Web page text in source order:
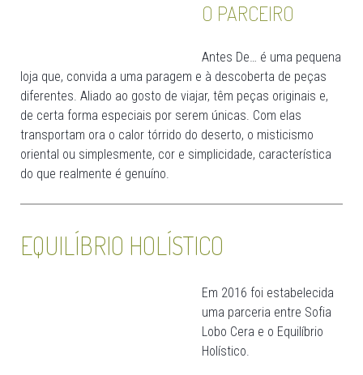
O PARCEIRO
Antes De… é uma pequena
loja que, convida a uma paragem e à descoberta de peças
diferentes. Aliado ao gosto de viajar, têm peças originais e,
de certa forma especiais por serem únicas. Com elas
transportam ora o calor tórrido do deserto, o misticismo
oriental ou simplesmente, cor e simplicidade, característica
do que realmente é genuíno.
EQUILÍBRIO HOLÍSTICO
Em 2016 foi estabelecida
uma parceria entre Sofia
Lobo Cera e o Equilíbrio
Holístico.